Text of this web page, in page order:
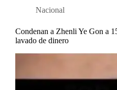
Nacional
Condenan a Zhenli Ye Gon a
lavado de dinero